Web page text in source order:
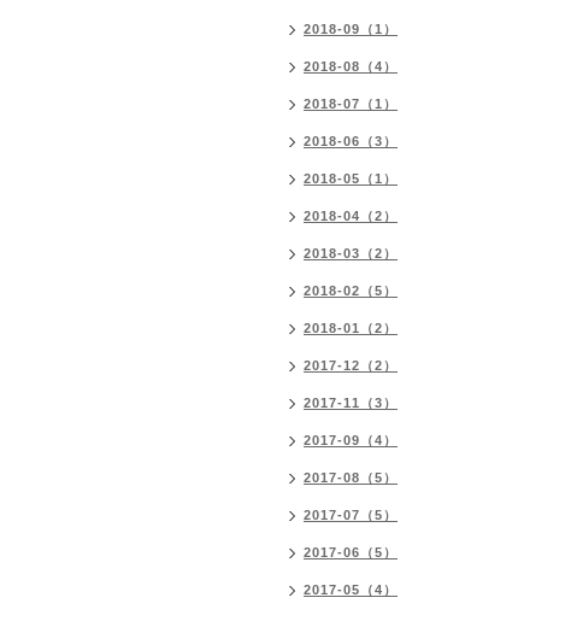
2018-09（1）
2018-08（4）
2018-07（1）
2018-06（3）
2018-05（1）
2018-04（2）
2018-03（2）
2018-02（5）
2018-01（2）
2017-12（2）
2017-11（3）
2017-09（4）
2017-08（5）
2017-07（5）
2017-06（5）
2017-05（4）